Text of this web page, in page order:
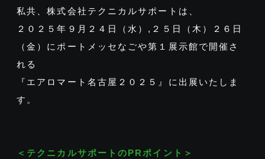
私共、株式会社テクニカルサポートは、
２０２５年９月２４日（水）,２５日（木）２６日
（金）にポートメッセなごや第１展示館で開催さ
れる
『エアロマート名古屋２０２５』に出展いたしま
す。
＜テクニカルサポートのPRポイント＞